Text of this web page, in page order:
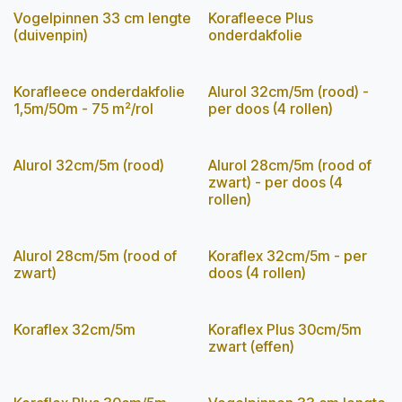
Vogelpinnen 33 cm lengte
(duivenpin)
Korafleece Plus
onderdakfolie
Korafleece onderdakfolie
1,5m/50m - 75 m²/rol
Alurol 32cm/5m (rood) -
per doos (4 rollen)
Alurol 32cm/5m (rood)
Alurol 28cm/5m (rood of
zwart) - per doos (4
rollen)
Alurol 28cm/5m (rood of
zwart)
Koraflex 32cm/5m - per
doos (4 rollen)
Koraflex 32cm/5m
Koraflex Plus 30cm/5m
zwart (effen)